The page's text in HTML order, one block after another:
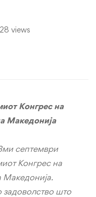
views
Конгрес на
Македонија
септември
Конгрес на
Македонија.
што